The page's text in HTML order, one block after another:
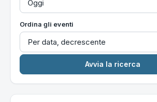
Ordina gli eventi